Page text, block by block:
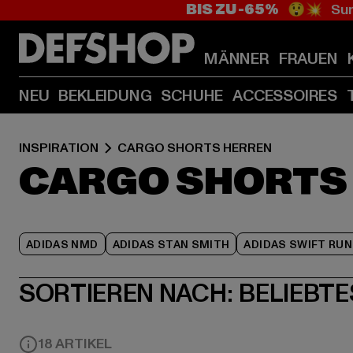
BIS ZU -65% 😲💥
MÄNNER FRAUEN
NEU BEKLEIDUNG SCHUHE ACCESSOIRES
INSPIRATION CARGO SHORTS HERREN
CARGO
ADIDAS NMD ADIDAS STAN SMITH ADIDAS SWIFT RUN
SORTIEREN NACH:
18 ARTIKEL